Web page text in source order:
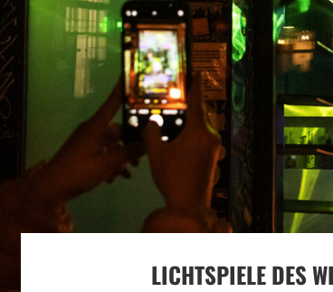
LICHTSPIELE DES